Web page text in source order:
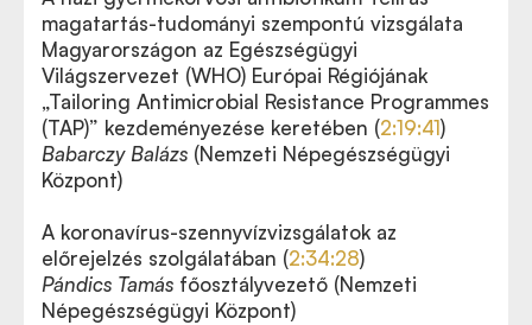
magatartás-tudományi szempontú vizsgálata
Magyarországon az Egészségügyi
Világszervezet (WHO) Európai Régiójának
„Tailoring Antimicrobial Resistance Programmes
(TAP)” kezdeményezése keretében (2:19:41)
Babarczy Balázs (Nemzeti Népegészségügyi
Központ)
A koronavírus-szennyvízvizsgálatok az
előrejelzés szolgálatában (2:34:28)
Pándics Tamás főosztályvezető (Nemzeti
Népegészségügyi Központ)